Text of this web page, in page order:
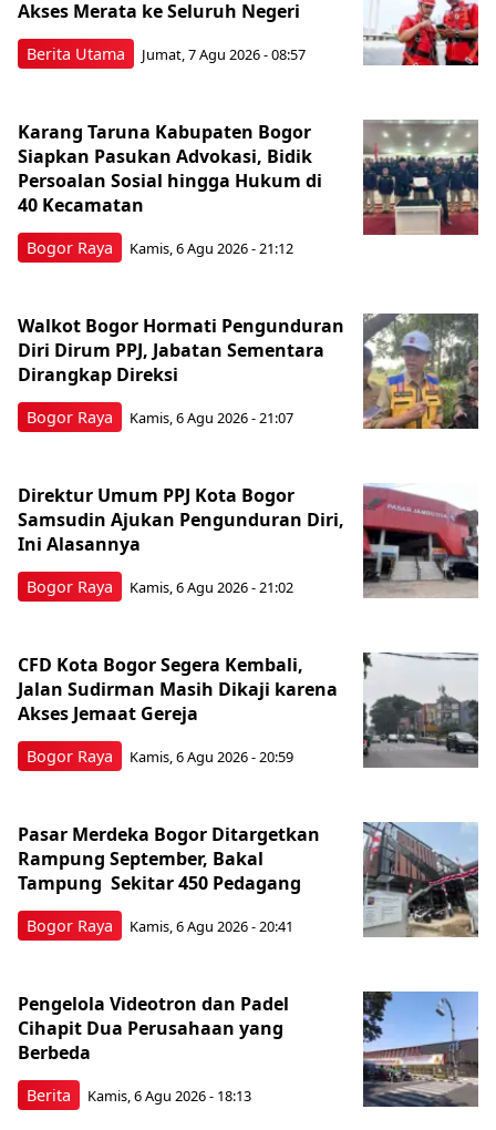
Berita Utama
Akses Merata ke Seluruh Negeri
Jumat, 7 Agu 2026 - 08:57
Bogor Raya
Karang Taruna Kabupaten Bogor
Siapkan Pasukan Advokasi, Bidik
Persoalan Sosial hingga Hukum di
40 Kecamatan
Kamis, 6 Agu 2026 - 21:12
Bogor Raya
Walkot Bogor Hormati Pengunduran
Diri Dirum PPJ, Jabatan Sementara
Dirangkap Direksi
Kamis, 6 Agu 2026 - 21:07
Bogor Raya
Direktur Umum PPJ Kota Bogor
Samsudin Ajukan Pengunduran Diri,
Ini Alasannya
Kamis, 6 Agu 2026 - 21:02
Bogor Raya
CFD Kota Bogor Segera Kembali,
Jalan Sudirman Masih Dikaji karena
Akses Jemaat Gereja
Kamis, 6 Agu 2026 - 20:59
Bogor Raya
Pasar Merdeka Bogor Ditargetkan
Rampung September, Bakal
Tampung Sekitar 450 Pedagang
Kamis, 6 Agu 2026 - 20:41
Berita
Pengelola Videotron dan Padel
Cihapit Dua Perusahaan yang
Berbeda
Kamis, 6 Agu 2026 - 18:13